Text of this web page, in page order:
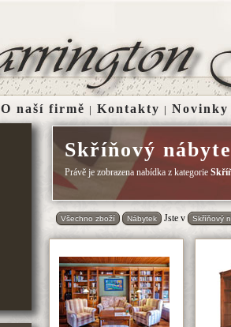
Skříňový
Právě je zobrazena nabídka z kategorie
Všechno zboží Nábytek Jste v Skříňový
O naší firmě | Kontakty | Novinky